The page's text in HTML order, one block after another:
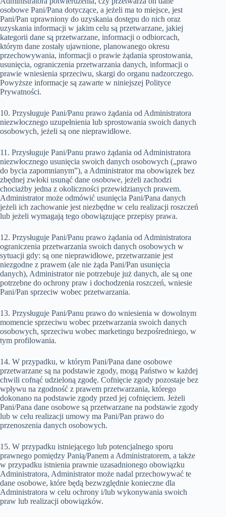
osobowe Pani/Pana dotyczące, a jeżeli ma to miejsce, jest
Pani/Pan uprawniony do uzyskania dostępu do nich oraz
uzyskania informacji w jakim celu są przetwarzane, jakiej
kategorii dane są przetwarzane, informacji o odbiorcach,
którym dane zostały ujawnione, planowanego okresu
przechowywania, informacji o prawie żądania sprostowania,
usunięcia, ograniczenia przetwarzania danych, informacji o
prawie wniesienia sprzeciwu, skargi do organu nadzorczego.
Powyższe informacje są zawarte w niniejszej Polityce
Prywatności.
10. Przysługuje Pani/Panu prawo żądania od Administratora
niezwłocznego uzupełnienia lub sprostowania swoich danych
osobowych, jeżeli są one nieprawidłowe.
11. Przysługuje Pani/Panu prawo żądania od Administratora
niezwłocznego usunięcia swoich danych osobowych („prawo
do bycia zapomnianym”), a Administrator ma obowiązek bez
zbędnej zwłoki usunąć dane osobowe, jeżeli zachodzi
chociażby jedna z okoliczności przewidzianych prawem.
Administrator może odmówić usunięcia Pani/Pana danych
jeżeli ich zachowanie jest niezbędne w celu realizacji roszczeń
lub jeżeli wymagają tego obowiązujące przepisy prawa.
12. Przysługuje Pani/Panu prawo żądania od Administratora
ograniczenia przetwarzania swoich danych osobowych w
sytuacji gdy: są one nieprawidłowe, przetwarzanie jest
niezgodne z prawem (ale nie żąda Pani/Pan usunięcia
danych), Administrator nie potrzebuje już danych, ale są one
potrzebne do ochrony praw i dochodzenia roszczeń, wniesie
Pani/Pan sprzeciw wobec przetwarzania.
13. Przysługuje Pani/Panu prawo do wniesienia w dowolnym
momencie sprzeciwu wobec przetwarzania swoich danych
osobowych, sprzeciwu wobec marketingu bezpośredniego, w
tym profilowania.
14. W przypadku, w którym Pani/Pana dane osobowe
przetwarzane są na podstawie zgody, mogą Państwo w każdej
chwili cofnąć udzieloną zgodę. Cofnięcie zgody pozostaje bez
wpływu na zgodność z prawem przetwarzania, którego
dokonano na podstawie zgody przed jej cofnięciem. Jeżeli
Pani/Pana dane osobowe są przetwarzane na podstawie zgody
lub w celu realizacji umowy ma Pani/Pan prawo do
przenoszenia danych osobowych.
15. W przypadku istniejącego lub potencjalnego sporu
prawnego pomiędzy Panią/Panem a Administratorem, a także
w przypadku istnienia prawnie uzasadnionego obowiązku
Administratora, Administrator może nadal przechowywać te
dane osobowe, które będą bezwzględnie konieczne dla
Administratora w celu ochrony i/lub wykonywania swoich
praw lub realizacji obowiązków.